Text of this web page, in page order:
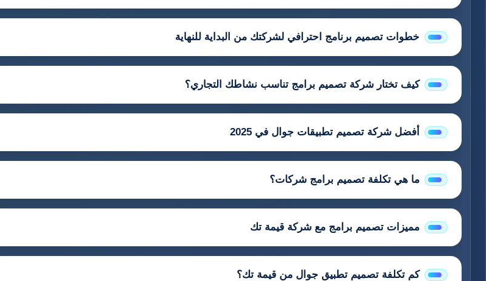
خطوات تصميم برنامج احترافي لشركتك من البداية للنهاية
كيف تختار شركة تصميم برامج تناسب نشاطك التجاري؟
أفضل شركة تصميم تطبيقات جوال في 2025
ما هي تكلفة تصميم برامج شركات؟
مميزات تصميم برامج مع شركة قيمة تك
كم تكلفة تصميم تطبيق جوال من قيمة تك؟